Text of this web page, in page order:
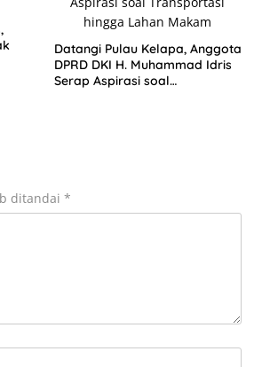
Datangi Pulau Kelapa, Anggota
DPRD DKI H. Muhammad Idris
Serap Aspirasi soal
ditandai *